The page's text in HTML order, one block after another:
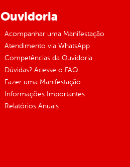
Ouvidoria
Acompanhar uma Manifestação
Atendimento via WhatsApp
Competências da Ouvidoria
Dúvidas? Acesse o FAQ
Fazer uma Manifestação
Informações Importantes
Relatórios Anuais